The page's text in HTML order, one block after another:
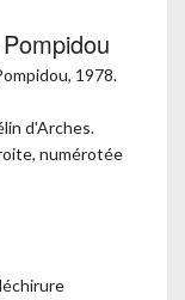
1978.
d'Arches.
numérotée